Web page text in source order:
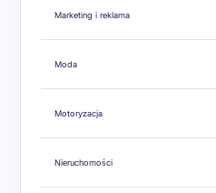
Marketing i reklama
Moda
Motoryzacja
Nieruchomości